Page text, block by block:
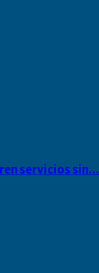
servicios sin…